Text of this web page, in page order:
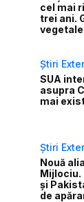
cel mai
trei ani.
Știri
SUA
asupra
mai
Știri
Nouă
Mijlociu.
și
de